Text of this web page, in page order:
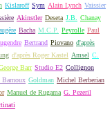
Kislaroff Sym Alain Lynch Vaissier
Akinstler Deseta J.B.
Chanay
Bacha M.C.P. Peyrolle Paul
Bertrand Piovano d'après
d'après Roger Kastel Amsel C.
Barr Studio E2 Collignon
Barnoux Goldman Michel Berberian
Manuel de Rugama G. Pezeril